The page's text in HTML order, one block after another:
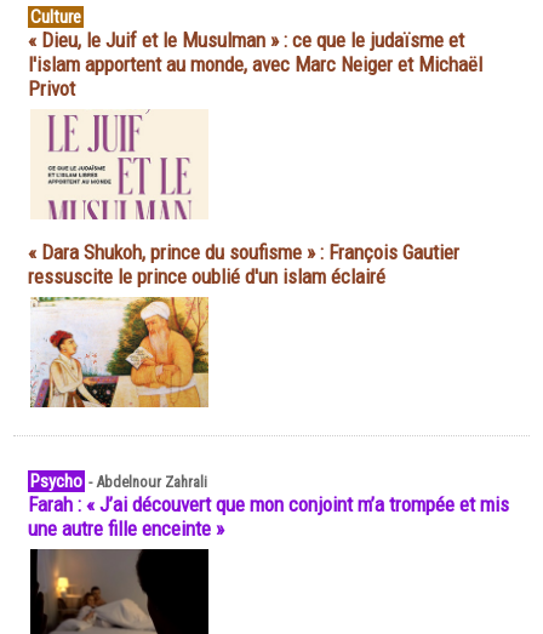
Culture
« Dieu, le Juif et le Musulman » : ce que le judaïsme et
l'islam apportent au monde, avec Marc Neiger et Michaël
Privot
« Dara Shukoh, prince du soufisme » : François Gautier
ressuscite le prince oublié d'un islam éclairé
Psycho -Abdelnour Zahrali
Farah : « J’ai découvert que mon conjoint m’a trompée et mis
une autre fille enceinte »